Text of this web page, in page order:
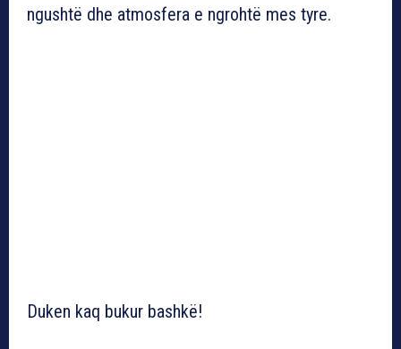
ngushtë dhe atmosfera e ngrohtë mes tyre.
Duken kaq bukur bashkë!